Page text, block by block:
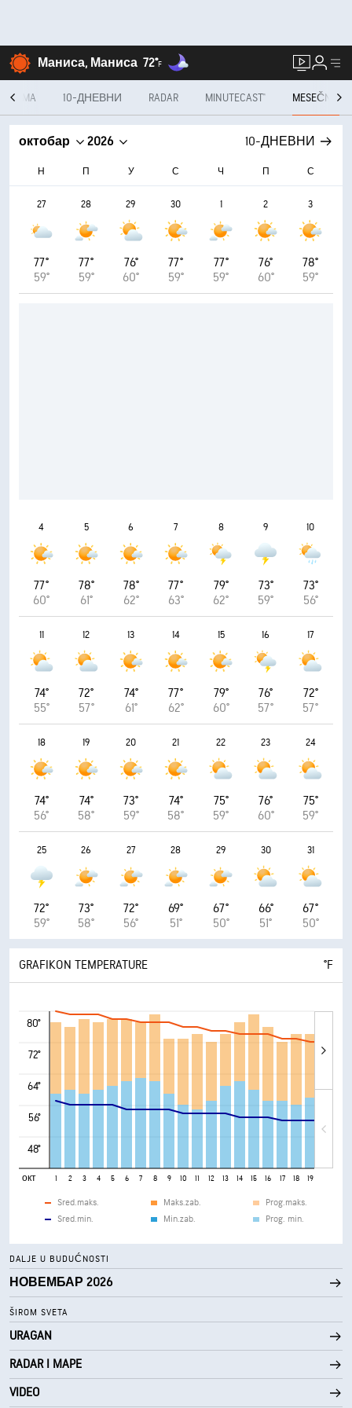
Маниса, Маниса 72°F
SATIMA 10-ДНЕВНИ RADAR MINUTECAST® MESEČNO
октобар 2026 10-ДНЕВНИ
Н П У С Ч П С
27
77°
59°
28
77°
59°
29
76°
60°
30
77°
59°
1
77°
59°
2
76°
60°
3
78°
59°
4
77°
60°
5
78°
61°
6
78°
62°
7
77°
63°
8
79°
62°
9
73°
59°
10
73°
56°
11
74°
55°
12
72°
57°
13
74°
61°
14
77°
62°
15
79°
60°
16
76°
57°
17
72°
57°
18
74°
56°
19
74°
58°
20
73°
59°
21
74°
58°
22
75°
59°
23
76°
60°
24
75°
59°
25
72°
59°
26
73°
58°
27
72°
56°
28
69°
51°
29
67°
50°
30
66°
51°
31
67°
50°
GRAFIKON TEMPERATURE °F
80°
72°
64°
56°
48°
окт 1 2 3 4 5 6 7 8 9 10 11 12 13 14 15 16 17 18 19
Sred.maks.
Sred.min.
Maks.zab.
Min.zab.
Prog.maks.
Prog. min.
DALJE U BUDUĆNOSTI
НОВЕМБАР 2026
ŠIROM SVETA
URAGAN
RADAR I MAPE
VIDEO